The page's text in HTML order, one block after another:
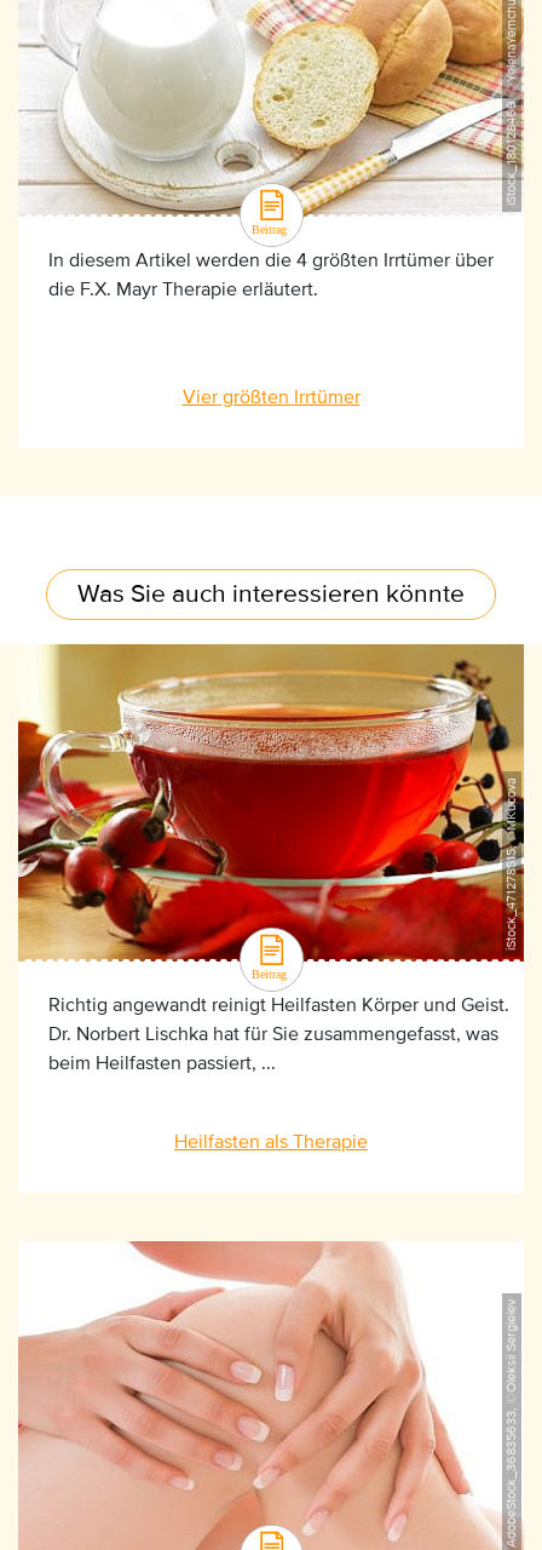
iStock_180128469, ©YelenaYemchuk
In diesem Artikel werden die 4 größten Irrtümer über
die F.X. Mayr Therapie erläutert.
Vier größten Irrtümer
Was Sie auch interessieren könnte
iStock_471278515, ©MKucova
Richtig angewandt reinigt Heilfasten Körper und Geist.
Dr. Norbert Lischka hat für Sie zusammengefasst, was
beim Heilfasten passiert, ...
Heilfasten als Therapie
AdobeStock_36835633, ©Oleksii Sergieiev